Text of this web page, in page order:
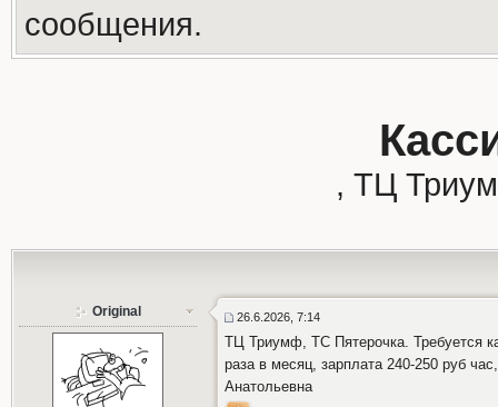
сообщения.
, ТЦ
Original 26.6.2026, 7:14
ТЦ Триумф, ТС Пятерочка. Требуется
раза в месяц, зарплата 240-250 руб
Анатольевна